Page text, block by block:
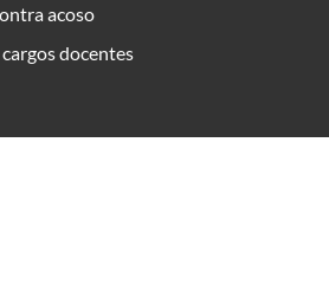
acoso
docentes